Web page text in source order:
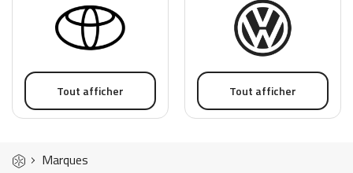
Tout afficher Tout afficher
Marques